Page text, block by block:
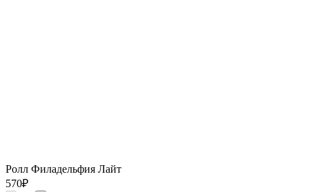
Ролл Филадельфия Лайт
570₽